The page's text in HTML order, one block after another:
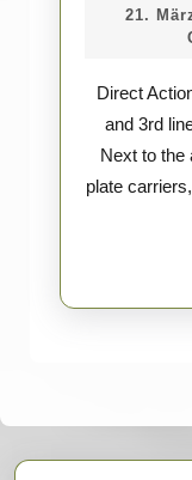
21.
Direct Action showcased its various 2nd line
and 3rd
Next to the
plate